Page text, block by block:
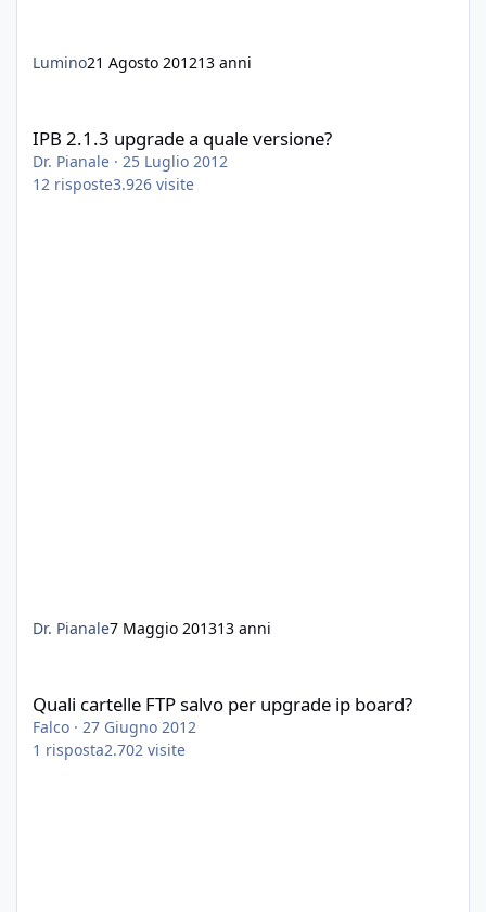
Lumino21 Agosto 201213 anni
IPB 2.1.3 upgrade a quale versione?
Dr. Pianale · 25 Luglio 2012
12 risposte3.926 visite
Dr. Pianale7 Maggio 201313 anni
Quali cartelle FTP salvo per upgrade ip board?
Falco · 27 Giugno 2012
1 risposta2.702 visite